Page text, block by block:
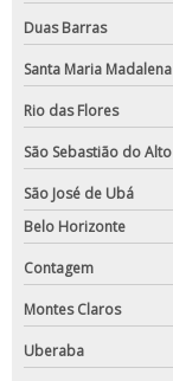
Duas Barras
Santa Maria Madalena
Rio das Flores
São Sebastião do Alto
São José de Ubá
Belo Horizonte
Contagem
Montes Claros
Uberaba